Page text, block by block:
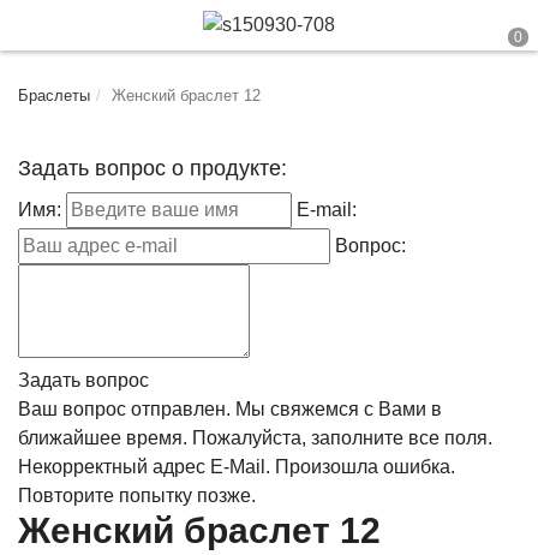
Браслеты Женский браслет 12
Задать вопрос о продукте:
Имя:
E-mail:
Вопрос:
Задать вопрос
Ваш вопрос отправлен. Мы свяжемся с Вами в
ближайшее время. Пожалуйста, заполните все поля.
Некорректный адрес E-Mail. Произошла ошибка.
Повторите попытку позже.
Женский браслет 12